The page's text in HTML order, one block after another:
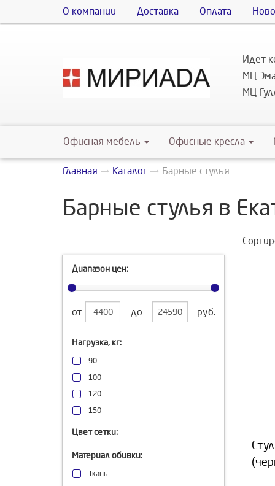
О компании Доставка Оплата
Идет
МЦ
МЦ
Офисная мебель Офисные кресла
Главная Каталог Барные стулья
Барные стулья в
Диапазон цен:
от до руб.
Нагрузка, кг:
90
100
120
150
Цвет сетки:
Материал обивки:
Ткань